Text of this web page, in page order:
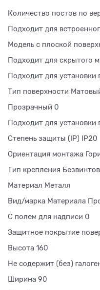
Количество постов по
Подходит для
Модель с плоской
Подходит для скрытого
Подходит для установки
Тип поверхности
Прозрачный 0
Подходит для установки
Степень защиты (IP) IP20
Ориентация монтажа
Тип крепления
Материал Металл
Вид/марка Материала
С полем для надписи 0
Защитное покрытие
Высота 160
Не содержит (без)
Ширина 90